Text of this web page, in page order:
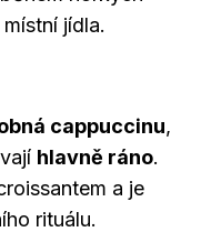
jídla.
cappuccinu,
hlavně ráno.
a je
rituálu.